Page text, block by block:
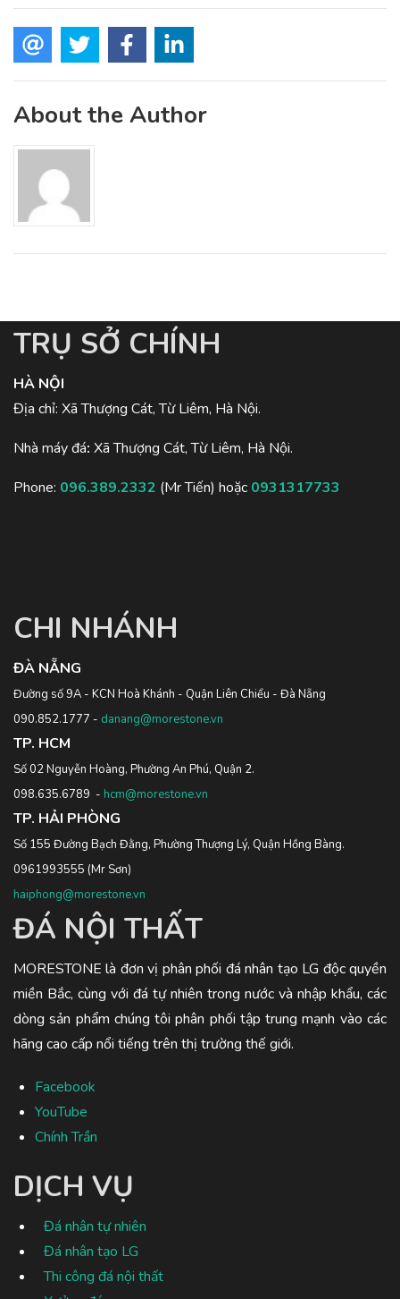
About the Author
TRỤ SỞ CHÍNH
HÀ NỘI
Địa chỉ: Xã Thượng Cát, Từ Liêm, Hà Nội.
Nhà máy đá: Xã Thượng Cát, Từ Liêm, Hà Nội.
Phone: 096.389.2332 (Mr Tiến) hoặc 0931317733
CHI NHÁNH
ĐÀ NẴNG
Đường số 9A - KCN Hoà Khánh - Quận Liên Chiểu - Đà Nẵng
090.852.1777 - danang@morestone.vn
TP. HCM
Số 02 Nguyễn Hoàng, Phường An Phú, Quận 2.
098.635.6789 - hcm@morestone.vn
TP. HẢI PHÒNG
Số 155 Đường Bạch Đằng, Phường Thượng Lý, Quận Hồng Bàng.
0961993555 (Mr Sơn)
haiphong@morestone.vn
ĐÁ NỘI THẤT
MORESTONE là đơn vị phân phối đá nhân tạo LG độc quyền
miền Bắc, cùng với đá tự nhiên trong nước và nhập khẩu, các
dòng sản phẩm chúng tôi phân phối tập trung mạnh vào các
hãng cao cấp nổi tiếng trên thị trường thế giới.
Facebook
YouTube
Chính Trần
DỊCH VỤ
Đá nhân tự nhiên
Đá nhân tạo LG
Thi công đá nội thất